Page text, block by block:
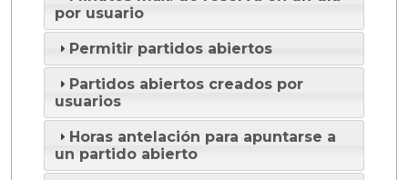
por usuario
Permitir partidos abiertos
Partidos abiertos creados por
usuarios
Horas antelación para apuntarse a
un partido abierto